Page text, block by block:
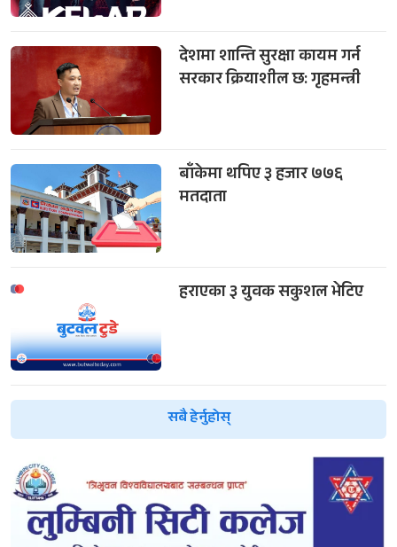
देशमा शान्ति सुरक्षा कायम गर्न
सरकार क्रियाशील छ: गृहमन्त्री
बाँकेमा थपिए ३ हजार ७७६
मतदाता
हराएका ३ युवक सकुशल भेटिए
सबै हेर्नुहोस्